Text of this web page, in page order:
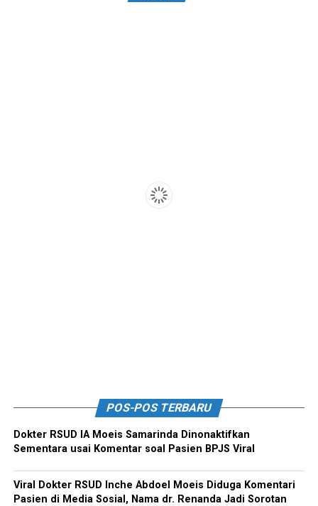
POS-POS TERBARU
Dokter RSUD IA Moeis Samarinda Dinonaktifkan
Sementara usai Komentar soal Pasien BPJS Viral
Viral Dokter RSUD Inche Abdoel Moeis Diduga Komentari
Pasien di Media Sosial, Nama dr. Renanda Jadi Sorotan